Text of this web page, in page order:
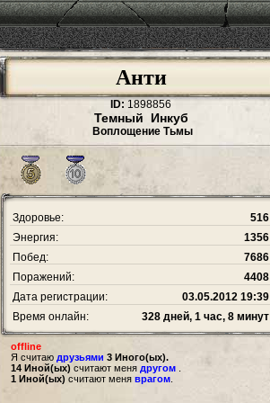
Анти
ID: 1898856
Темный Инкуб
Воплощение Тьмы
Здоровье:
516
Энергия:
1356
Побед:
7686
Поражений:
4408
Дата регистрации:
03.05.2012 19:39
Время онлайн:
328 дней, 1 час, 8 минут
offline
Я считаю друзьями 3 Иного(ых).
14 Иной(ых) считают меня другом
1 Иной(ых) считают меня врагом